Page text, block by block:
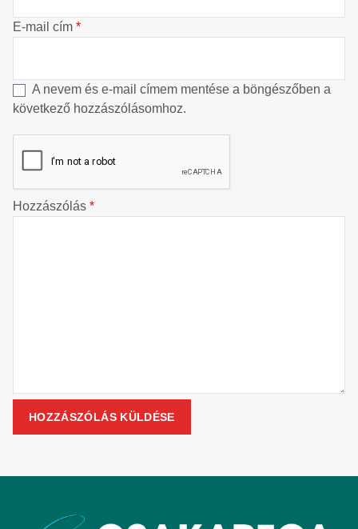
E-mail cím *
A nevem és e-mail címem mentése a böngészőben a
következő hozzászólásomhoz.
Hozzászólás *